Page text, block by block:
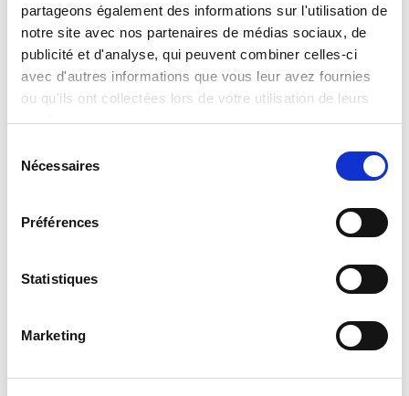
partageons également des informations sur l'utilisation de
notre site avec nos partenaires de médias sociaux, de
publicité et d'analyse, qui peuvent combiner celles-ci
avec d'autres informations que vous leur avez fournies
ou qu'ils ont collectées lors de votre utilisation de leurs
services.
Nécessaires
Préférences
Statistiques
Marketing
Contacter Malick Baulet
Vous souhaitez organiser une conférence avec Malick
Baulet lors de votre prochain événementou en savoir plus
sur ses interventions ?
Contactez Malick Baulet via ce formulaireou directement
EMAIL